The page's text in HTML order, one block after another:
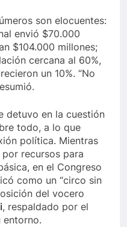
son elocuentes:
envió $70.000
$104.000 millones;
cercana al 60%,
un 10%. “No
detuvo en la cuestión
todo, a lo que
política. Mientras
recursos para
en el Congreso
como un “circo sin
del vocero
, respaldado por el
entorno.